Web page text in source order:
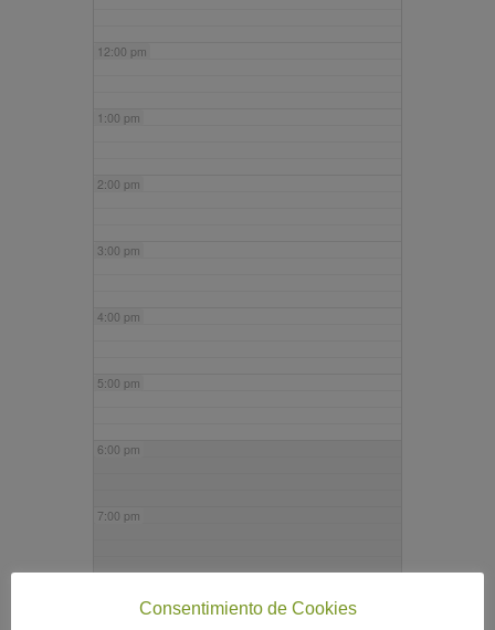
12:00 pm
1:00 pm
2:00 pm
3:00 pm
4:00 pm
5:00 pm
6:00 pm
7:00 pm
Consentimiento de Cookies